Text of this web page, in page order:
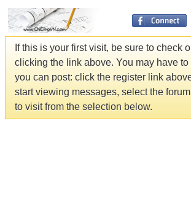
If this is your first visit, be sure to check
clicking the link above. You may have to
you can post: click the register link
start viewing messages, select the
to visit from the selection below.